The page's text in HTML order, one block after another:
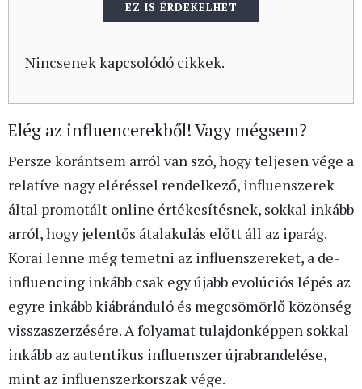
EZ IS ÉRDEKELHET
Nincsenek kapcsolódó cikkek.
Elég az influencerekből! Vagy mégsem?
Persze korántsem arról van szó, hogy teljesen vége a
relatíve nagy eléréssel rendelkező, influenszerek
által promotált online értékesítésnek, sokkal inkább
arról, hogy jelentős átalakulás előtt áll az iparág.
Korai lenne még temetni az influenszereket, a de-
influencing inkább csak egy újabb evolúciós lépés az
egyre inkább kiábránduló és megcsömörlő közönség
visszaszerzésére. A folyamat tulajdonképpen sokkal
inkább az autentikus influenszer újrabrandelése,
mint az influenszerkorszak vége.